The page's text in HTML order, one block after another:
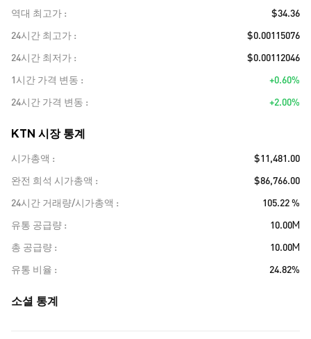
역대 최고가
$34.36
24시간 최고가
$0.00115076
24시간 최저가
$0.00112046
1시간 가격 변동
+0.60%
24시간 가격 변동
+2.00%
KTN 시장 통계
시가총액
$11,481.00
완전 희석 시가총액
$86,766.00
24시간 거래량/시가총액
105.22 %
유통 공급량
10.00M
총 공급량
10.00M
유통 비율
24.82%
소셜 통계